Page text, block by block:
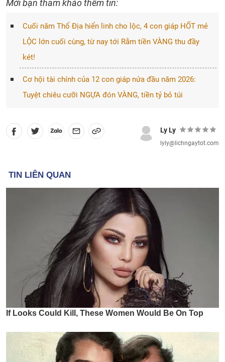
Mời bạn tham khảo thêm tin:
Cuối năm Thổ Địa hiển linh cho lộc, 4 con giáp HỐT mẻ
LỘC lớn cuối cùng, từ nay tới Rằm tiền VÀNG thu đầy
két!
Cơ hội tài chính của 12 con giáp nửa đầu năm 2026:
Tuyệt chiêu cưỡi NGỰA đón VÀNG, tiền tỷ bỏ túi
Ly Ly
lyly@lichngaytot.com